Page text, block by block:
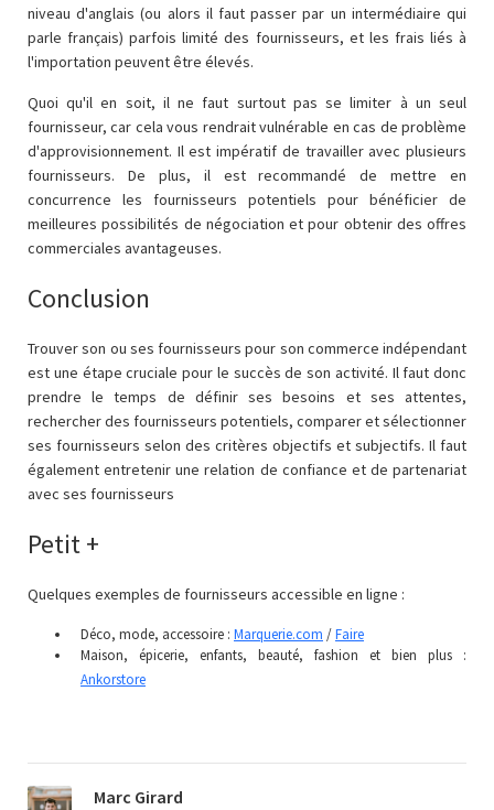
niveau d'anglais (ou alors il faut passer par un intermédiaire qui
parle français) parfois limité des fournisseurs, et les frais liés à
l'importation peuvent être élevés.
Quoi qu'il en soit, il ne faut surtout pas se limiter à un seul
fournisseur, car cela vous rendrait vulnérable en cas de problème
d'approvisionnement. Il est impératif de travailler avec plusieurs
fournisseurs. De plus, il est recommandé de mettre en
concurrence les fournisseurs potentiels pour bénéficier de
meilleures possibilités de négociation et pour obtenir des offres
commerciales avantageuses.
Conclusion
Trouver son ou ses fournisseurs pour son commerce indépendant
est une étape cruciale pour le succès de son activité. Il faut donc
prendre le temps de définir ses besoins et ses attentes,
rechercher des fournisseurs potentiels, comparer et sélectionner
ses fournisseurs selon des critères objectifs et subjectifs. Il faut
également entretenir une relation de confiance et de partenariat
avec ses fournisseurs
Petit +
Quelques exemples de fournisseurs accessible en ligne :
Déco, mode, accessoire : Marquerie.com /Faire
Maison, épicerie, enfants, beauté, fashion et bien plus :
Ankorstore
Marc Girard